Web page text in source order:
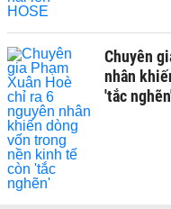
Chuyên
nhân
'tắc